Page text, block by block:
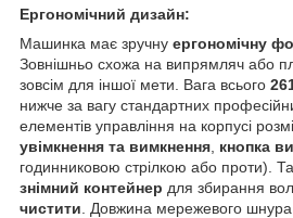
Ергономічний дизайн:
Машинка має зручну ергономічну
Зовнішньо схожа на випрямляч або
зовсім для іншої мети. Вага всього
нижче за вагу стандартних
елементів управління на корпусі
увімкнення та вимкнення кнопка
годинниковою стрілкою або проти).
знімний контейнер для збирання
чистити . Довжина мережевого